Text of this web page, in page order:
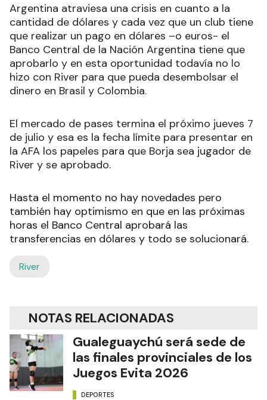
Argentina atraviesa una crisis en cuanto a la
cantidad de dólares y cada vez que un club tiene
que realizar un pago en dólares –o euros- el
Banco Central de la Nación Argentina tiene que
aprobarlo y en esta oportunidad todavía no lo
hizo con River para que pueda desembolsar el
dinero en Brasil y Colombia.
El mercado de pases termina el próximo jueves 7
de julio y esa es la fecha límite para presentar en
la AFA los papeles para que Borja sea jugador de
River y se aprobado.
Hasta el momento no hay novedades pero
también hay optimismo en que en las próximas
horas el Banco Central aprobará las
transferencias en dólares y todo se solucionará.
River
NOTAS RELACIONADAS
Gualeguaychú será sede de
las finales provinciales de los
Juegos Evita 2026
DEPORTES